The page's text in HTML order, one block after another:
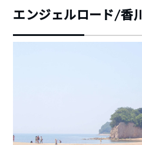
エンジェルロード/香